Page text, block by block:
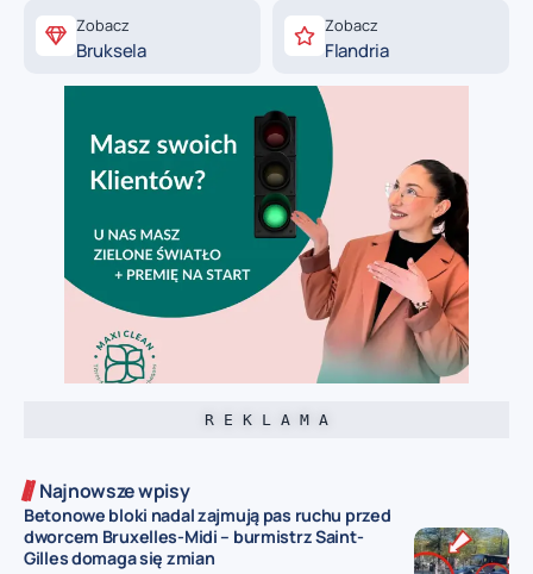
Zobacz
Bruksela
Zobacz
Flandria
R E K L A M A
Najnowsze wpisy
Betonowe bloki nadal zajmują pas ruchu przed
dworcem Bruxelles-Midi – burmistrz Saint-
Gilles domaga się zmian